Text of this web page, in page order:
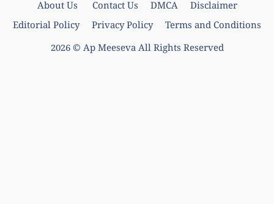
About Us Contact Us DMCA
Disclaimer
Editorial Policy
Privacy Policy
Terms and Conditions
2026 © Ap Meeseva All Rights Reserved